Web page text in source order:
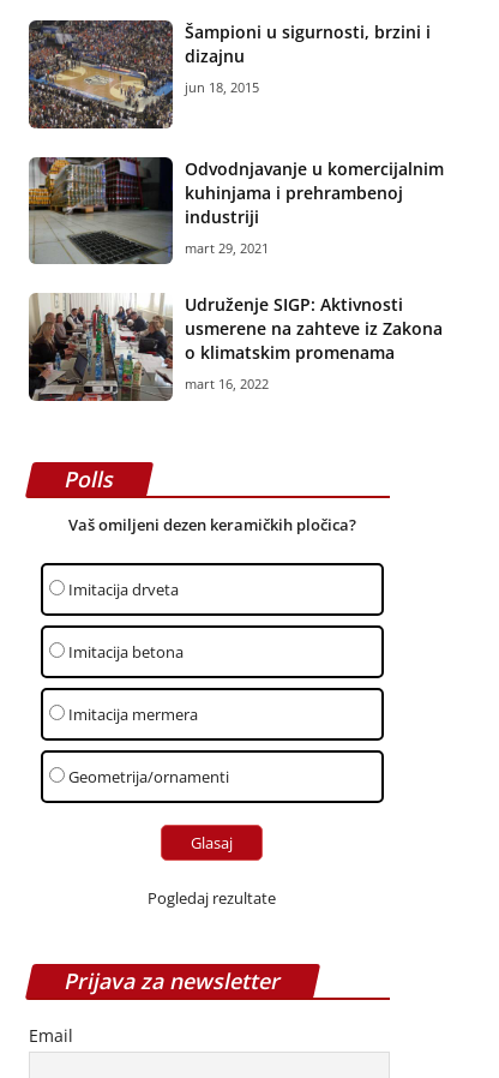
Šampioni u sigurnosti, brzini i
dizajnu
jun 18, 2015
Odvodnjavanje u komercijalnim
kuhinjama i prehrambenoj
industriji
mart 29, 2021
Udruženje SIGP: Aktivnosti
usmerene na zahteve iz Zakona
o klimatskim promenama
mart 16, 2022
Polls
Vaš omiljeni dezen keramičkih pločica?
Imitacija drveta
Imitacija betona
Imitacija mermera
Geometrija/ornamenti
Pogledaj rezultate
Prijava za newsletter
Email